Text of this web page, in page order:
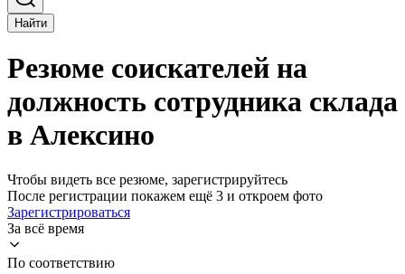
Найти
Резюме соискателей на
должность сотрудника склада
в Алексино
Чтобы видеть все резюме, зарегистрируйтесь
После регистрации покажем ещё 3 и откроем фото
Зарегистрироваться
За всё время
По соответствию